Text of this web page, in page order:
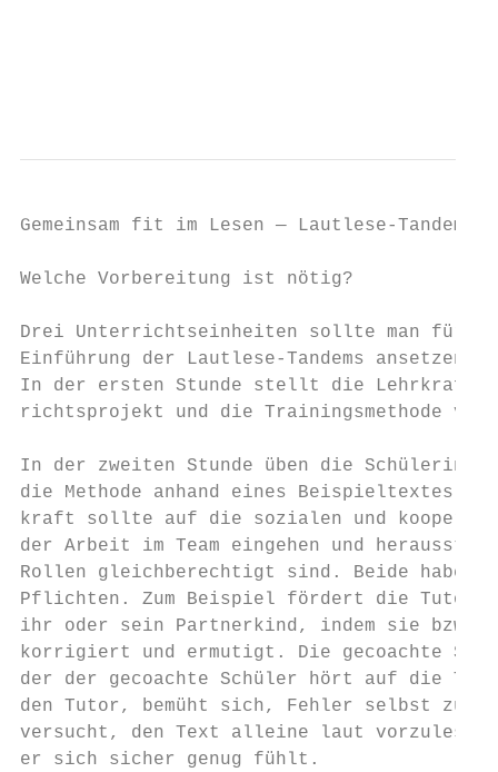
Gemeinsam fit im Lesen — Lautlese-
Welche Vorbereitung ist nötig?
Drei Unterrichtseinheiten sollte man für
Einführung der Lautlese-Tandems
In der ersten Stunde stellt die Lehrkraft
richtsprojekt und die
In der zweiten Stunde üben die
die Methode anhand eines
kraft sollte auf die sozialen und
der Arbeit im Team eingehen und
Rollen gleichberechtigt sind. Beide
Pflichten. Zum Beispiel fördert die
ihr oder sein Partnerkind, indem sie
korrigiert und ermutigt. Die gecoachte
der der gecoachte Schüler hört auf die
den Tutor, bemüht sich, Fehler selbst zu
versucht, den Text alleine laut
er sich sicher genug fühlt.